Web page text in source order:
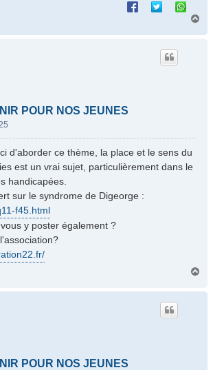
POUR NOS JEUNES
d'aborder ce thème, la place et le sens du
est un vrai sujet, particulièrement dans le
handicapées.
sur le syndrome de Digeorge :
f45.html
y poster également ?
u
POUR NOS JEUNES